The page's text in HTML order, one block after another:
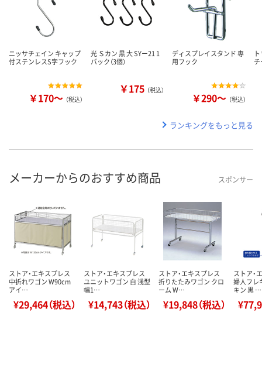
ニッサチェイン キャップ
付ステンレスS字フック
￥170～ （税込）
光 Ｓカン 黒 大 SYー21 1
パック（3個）
￥175 （税込）
ディスプレイスタンド 専
用フック
￥290～ （税込）
ランキングをもっと見る
メーカーからのおすすめ商品 スポンサー
ストア・エキスプレス
中折れワゴン W90cm
アイ…
¥29,464（税込）
ストア・エキスプレス
ユニットワゴン 白 浅型
幅1…
¥14,743（税込）
ストア・エキスプレス
折りたたみワゴン クロ
ーム W…
¥19,848（税込）
ストア・
婦人フレ
キン 黒 …